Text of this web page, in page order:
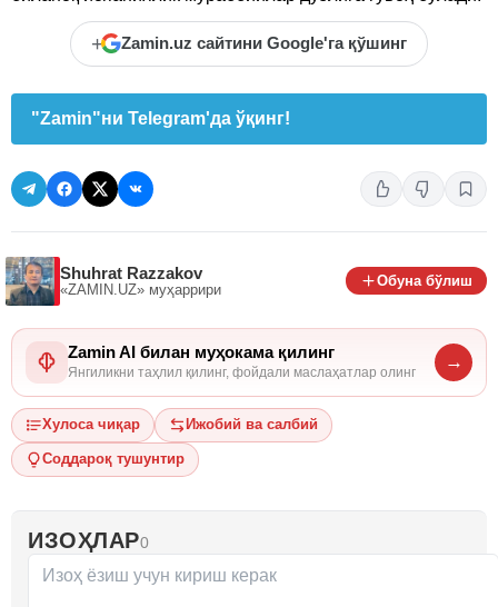
+ Zamin.uz сайтини Google'га қўшинг
"Zamin"ни Telegram'да ўқинг!
Shuhrat Razzakov
«ZAMIN.UZ» муҳаррири
Обуна бўлиш
Zamin AI билан муҳокама қилинг
Янгиликни таҳлил қилинг, фойдали маслаҳатлар олинг
→
Хулоса чиқар Ижобий ва салбий
Соддароқ тушунтир
ИЗОҲЛАР0